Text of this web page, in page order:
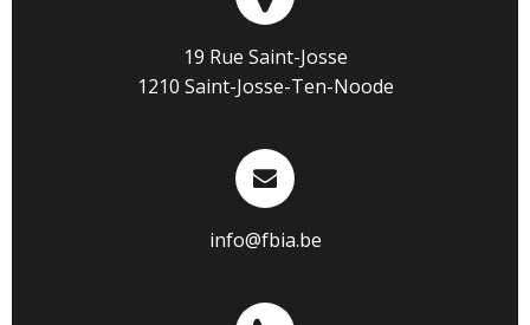
19 Rue Saint-Josse
1210 Saint-Josse-Ten-Noode
info@fbia.be